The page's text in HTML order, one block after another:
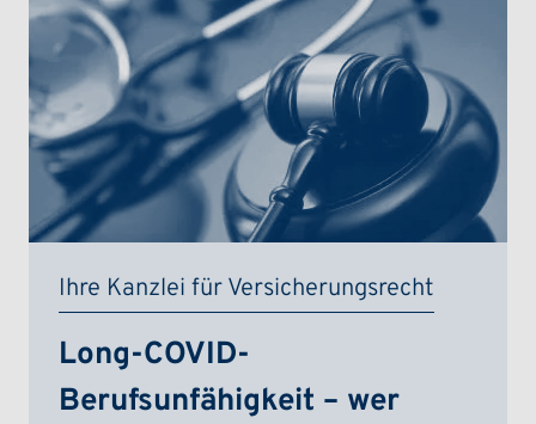
Ihre Kanzlei für Versicherungsrecht
Long-COVID-
Berufsunfähigkeit – wer